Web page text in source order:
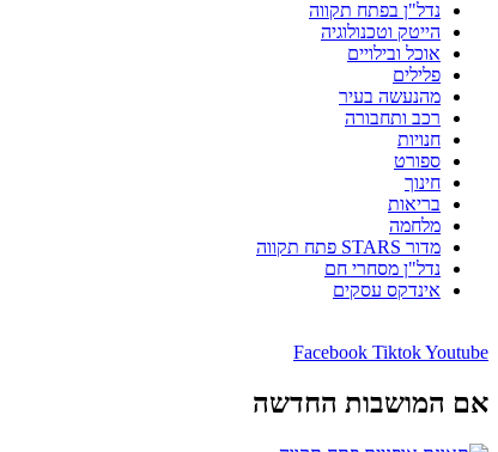
נדל"ן בפתח תקווה
הייטק וטכנולוגיה
אוכל ובילויים
פלילים
מהנעשה בעיר
רכב ותחבורה
חנויות
ספורט
חינוך
בריאות
מלחמה
מדור STARS פתח תקווה
נדל"ן מסחרי חם
אינדקס עסקים
Facebook TiktokYoutube
אם המושבות החדשה